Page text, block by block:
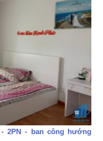
2PN - ban công hướng